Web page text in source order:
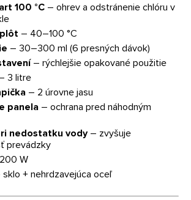
100 °C – ohrev a odstránenie chlóru v
– 40–100 °C
– 30–300 ml (6 presných dávok)
– rýchlejšie opakované použitie
3 litre
– 2 úrovne jasu
panela – ochrana pred náhodným
nedostatku vody– zvyšuje
prevádzky
W
sklo + nehrdzavejúca oceľ